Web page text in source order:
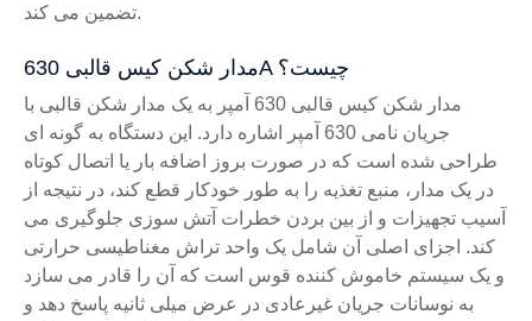
تضمین می کند.
مدار شکن کیس قالبی 630A چیست؟
مدار شکن کیس قالبی 630 آمپر به یک مدار شکن قالبی با
جریان نامی 630 آمپر اشاره دارد. این دستگاه به گونه ای
طراحی شده است که در صورت بروز اضافه بار یا اتصال کوتاه
در یک مدار، منبع تغذیه را به طور خودکار قطع کند، در نتیجه از
آسیب تجهیزات و از بین بردن خطرات آتش سوزی جلوگیری می
کند. اجزای اصلی آن شامل یک واحد تراش مغناطیسی حرارتی
و یک سیستم خاموش کننده قوس است که آن را قادر می سازد
به نوسانات جریان غیرعادی در عرض میلی ثانیه پاسخ دهد و